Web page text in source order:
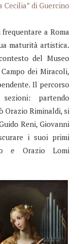
Cecilia” di Guercino
a Roma
maturità artistica.
del Museo
dei Miracoli,
Il percorso
partendo
Orazio Riminaldi, si
Reni, Giovanni
i suoi primi
e Orazio Lomi